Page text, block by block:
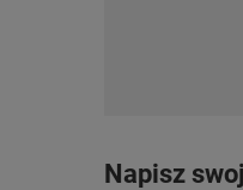
Napisz